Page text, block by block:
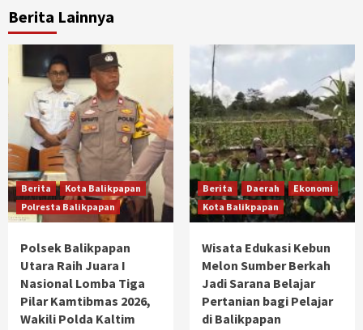
Berita Lainnya
Berita
Kota Balikpapan
Polresta Balikpapan
Polsek Balikpapan
Utara Raih Juara I
Nasional Lomba Tiga
Pilar Kamtibmas 2026,
Wakili Polda Kaltim
Berita Daerah
Ekonomi
Kota Balikpapan
Wisata Edukasi Kebun
Melon Sumber Berkah
Jadi Sarana Belajar
Pertanian bagi Pelajar
di Balikpapan